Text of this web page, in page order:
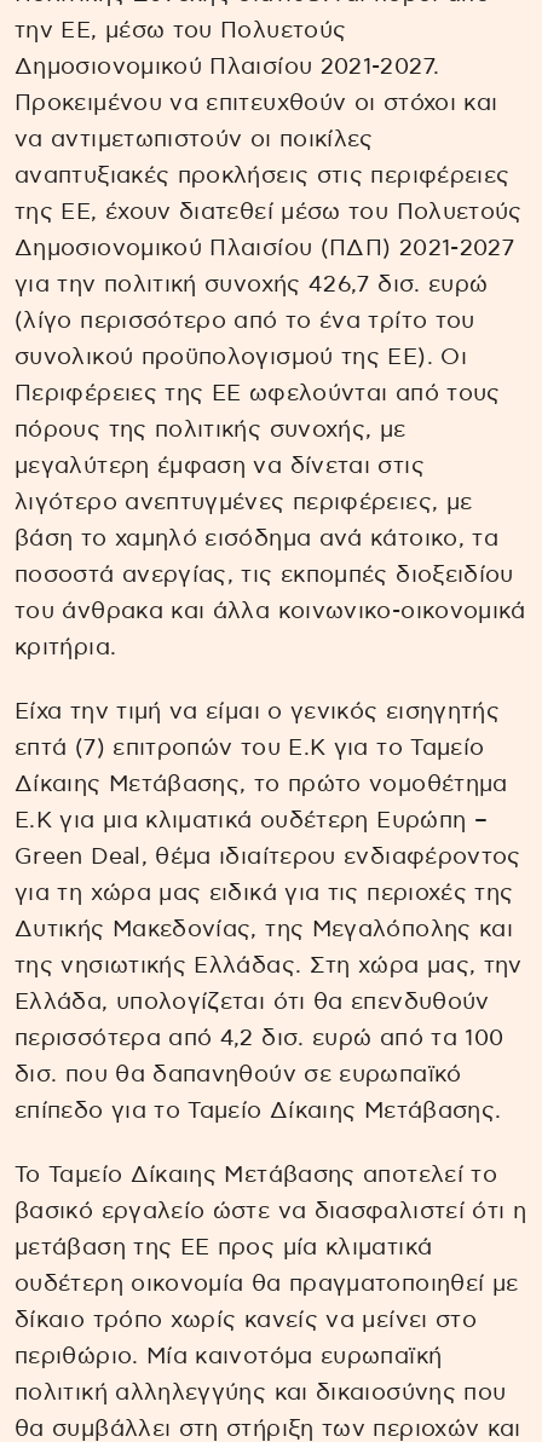
την ΕΕ, μέσω του Πολυετούς
Δημοσιονομικού Πλαισίου 2021-2027.
Προκειμένου να επιτευχθούν οι στόχοι και
να αντιμετωπιστούν οι ποικίλες
αναπτυξιακές προκλήσεις στις περιφέρειες
της ΕΕ, έχουν διατεθεί μέσω του Πολυετούς
Δημοσιονομικού Πλαισίου (ΠΔΠ) 2021-2027
για την πολιτική συνοχής 426,7 δισ. ευρώ
(λίγο περισσότερο από το ένα τρίτο του
συνολικού προϋπολογισμού της ΕΕ). Οι
Περιφέρειες της ΕΕ ωφελούνται από τους
πόρους της πολιτικής συνοχής, με
μεγαλύτερη έμφαση να δίνεται στις
λιγότερο ανεπτυγμένες περιφέρειες, με
βάση το χαμηλό εισόδημα ανά κάτοικο, τα
ποσοστά ανεργίας, τις εκπομπές διοξειδίου
του άνθρακα και άλλα κοινωνικο-οικονομικά
κριτήρια.
Είχα την τιμή να είμαι ο γενικός εισηγητής
επτά (7) επιτροπών του Ε.Κ για το Ταμείο
Δίκαιης Μετάβασης, το πρώτο νομοθέτημα
Ε.Κ για μια κλιματικά ουδέτερη Ευρώπη –
Green Deal, θέμα ιδιαίτερου ενδιαφέροντος
για τη χώρα μας ειδικά για τις περιοχές της
Δυτικής Μακεδονίας, της Μεγαλόπολης και
της νησιωτικής Ελλάδας. Στη χώρα μας, την
Ελλάδα, υπολογίζεται ότι θα επενδυθούν
περισσότερα από 4,2 δισ. ευρώ από τα 100
δισ. που θα δαπανηθούν σε ευρωπαϊκό
επίπεδο για το Ταμείο Δίκαιης Μετάβασης.
Το Ταμείο Δίκαιης Μετάβασης αποτελεί το
βασικό εργαλείο ώστε να διασφαλιστεί ότι η
μετάβαση της ΕΕ προς μία κλιματικά
ουδέτερη οικονομία θα πραγματοποιηθεί με
δίκαιο τρόπο χωρίς κανείς να μείνει στο
περιθώριο. Μία καινοτόμα ευρωπαϊκή
πολιτική αλληλεγγύης και δικαιοσύνης που
θα συμβάλλει στη στήριξη των περιοχών και